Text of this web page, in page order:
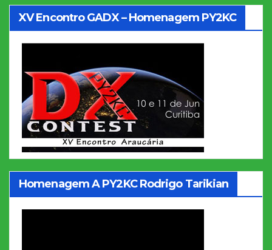
XV Encontro GADX – Homenagem PY2KC
Homenagem A PY2KC Rodrigo Tarikian